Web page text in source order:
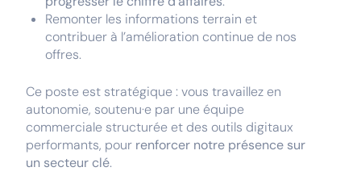
Remonter les informations terrain et
contribuer à l’amélioration continue de nos
offres.
Ce poste est stratégique : vous travaillez en
autonomie, soutenu·e par une équipe
commerciale structurée et des outils digitaux
performants, pour renforcer notre présence sur
un secteur clé.